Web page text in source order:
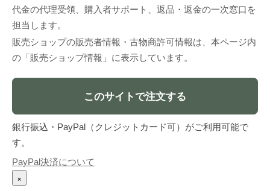
代金の代理受領、購入者サポート、返品・返金の一次窓口を
担当します。
販売ショップの販売者情報・古物商許可情報は、本ページ内
の「販売ショップ情報」に表示しています。
このサイトで注文する
銀行振込・PayPal（クレジットカード可）がご利用可能で
す。
PayPal決済について
×